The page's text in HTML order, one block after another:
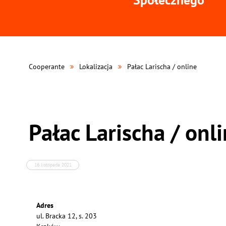
Cooperante Lokalizacja Pałac Larischa / online
Pałac Larischa /
16 listopada 2021
Adres
ul. Bracka 12, s. 203